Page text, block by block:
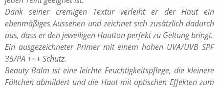
Dank seiner cremigen Textur verleiht er der Haut ein
ebenmäßiges Aussehen und zeichnet sich zusätzlich dadurch
aus, dass er den jeweiligen Hautton perfekt zu Geltung bringt.
Ein ausgezeichneter Primer mit einem hohen UVA/UVB SPF
35/PA +++ Schutz.
Beauty Balm ist eine leichte Feuchtigkeitspflege, die kleinere
Fältchen abmildert und die Haut mit optischen Effekten zum